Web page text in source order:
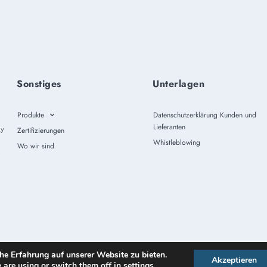
Sonstiges
Produkte
Zertifizierungen
Wo wir sind
Unterlagen
Datenschutzerklärung Kunden und
Lieferanten
Whistleblowing
Erfahrung auf unserer Website zu bieten.
Akzeptieren